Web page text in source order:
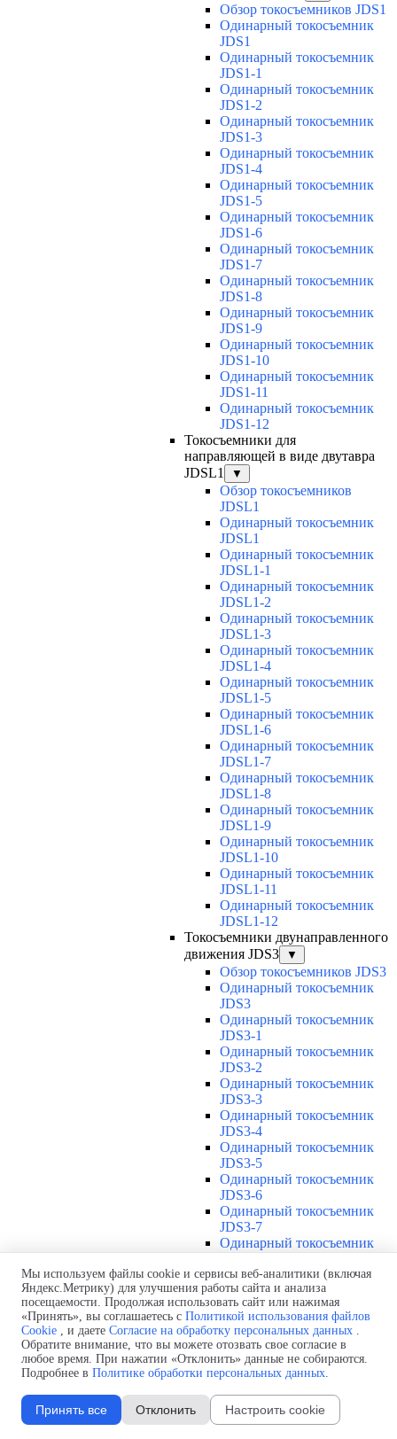
Обзор токосъемников JDS1
Одинарный токосъемник
JDS1
Одинарный токосъемник
JDS1-1
Одинарный токосъемник
JDS1-2
Одинарный токосъемник
JDS1-3
Одинарный токосъемник
JDS1-4
Одинарный токосъемник
JDS1-5
Одинарный токосъемник
JDS1-6
Одинарный токосъемник
JDS1-7
Одинарный токосъемник
JDS1-8
Одинарный токосъемник
JDS1-9
Одинарный токосъемник
JDS1-10
Одинарный токосъемник
JDS1-11
Одинарный токосъемник
JDS1-12
Токосъемники для
направляющей в виде двутавра
JDSL1
▼
Обзор токосъемников
JDSL1
Одинарный токосъемник
JDSL1
Одинарный токосъемник
JDSL1-1
Одинарный токосъемник
JDSL1-2
Одинарный токосъемник
JDSL1-3
Одинарный токосъемник
JDSL1-4
Одинарный токосъемник
JDSL1-5
Одинарный токосъемник
JDSL1-6
Одинарный токосъемник
JDSL1-7
Одинарный токосъемник
JDSL1-8
Одинарный токосъемник
JDSL1-9
Одинарный токосъемник
JDSL1-10
Одинарный токосъемник
JDSL1-11
Одинарный токосъемник
JDSL1-12
Токосъемники двунаправленного
движения JDS3
▼
Обзор токосъемников JDS3
Одинарный токосъемник
JDS3
Одинарный токосъемник
JDS3-1
Одинарный токосъемник
JDS3-2
Одинарный токосъемник
JDS3-3
Одинарный токосъемник
JDS3-4
Одинарный токосъемник
JDS3-5
Одинарный токосъемник
JDS3-6
Одинарный токосъемник
JDS3-7
Одинарный токосъемник
Одинарный токосъемник
JDS3-9
Одинарный токосъемник
JDS3-10
Одинарный токосъемник
JDS3-11
Одинарный токосъемник
Соединения U12
Защитная оболочка для
Мы используем файлы cookie и сервисы веб-аналитики (включая
Яндекс.Метрику) для улучшения работы сайта и анализа
посещаемости. Продолжая использовать сайт или нажимая
«Принять», вы соглашаетесь с Политикой использования файлов
Cookie , и даете Согласие на обработку персональных данных .
Обратите внимание, что вы можете отозвать свое согласие в
любое время. При нажатии «Отклонить» данные не собираются.
Подробнее в Политике обработки персональных данных.
Принять все Отклонить Настроить cookie